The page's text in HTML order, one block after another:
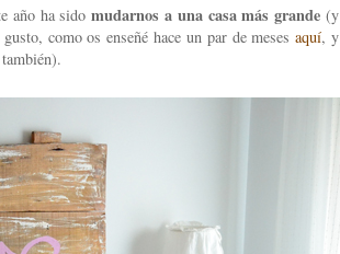
año ha sidomudarnos a una casa más grande (y
como os enseñé hace un par de mesesaquí, y